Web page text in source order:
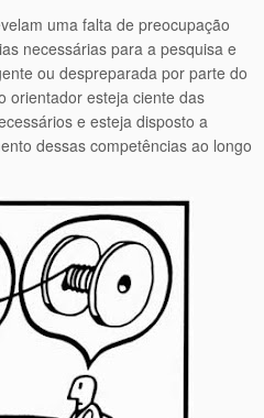
uma falta de preocupação
necessárias para a pesquisa e
ou despreparada por parte do
orientador esteja ciente das
e esteja disposto a
dessas competências ao longo